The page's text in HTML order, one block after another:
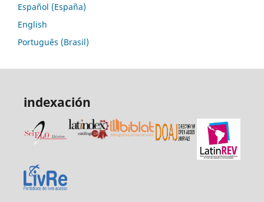
Español (España)
English
Português (Brasil)
indexación